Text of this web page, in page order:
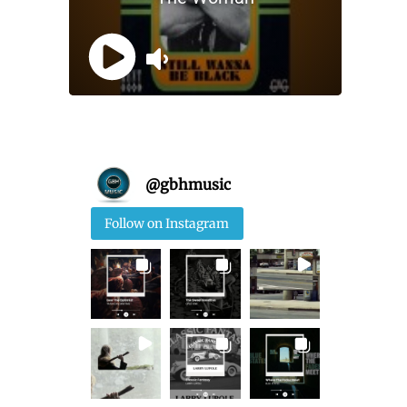
@gbhmusic
Follow on Instagram